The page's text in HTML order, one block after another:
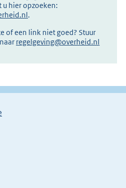
hier opzoeken:
.
of een link niet goed? Stuur
regelgeving@overheid.nl